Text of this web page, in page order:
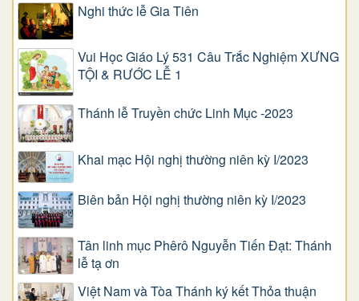
Nghi thức lễ Gia Tiên
Vui Học Giáo Lý 531 Câu Trắc Nghiệm XƯNG
TỘI & RƯỚC LỄ 1
Thánh lễ Truyền chức Linh Mục -2023
Khai mạc Hội nghị thường niên kỳ I/2023
Biên bản Hội nghị thường niên kỳ I/2023
Tân linh mục Phêrô Nguyễn Tiến Đạt: Thánh
lễ tạ ơn
Việt Nam và Tòa Thánh ký kết Thỏa thuận